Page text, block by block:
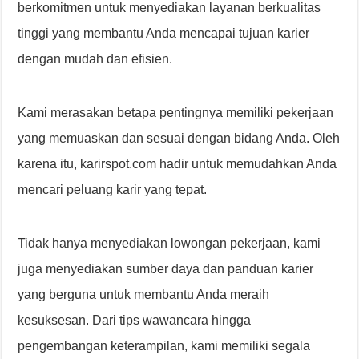
berkomitmen untuk menyediakan layanan berkualitas
tinggi yang membantu Anda mencapai tujuan karier
dengan mudah dan efisien.
Kami merasakan betapa pentingnya memiliki pekerjaan
yang memuaskan dan sesuai dengan bidang Anda. Oleh
karena itu, karirspot.com hadir untuk memudahkan Anda
mencari peluang karir yang tepat.
Tidak hanya menyediakan lowongan pekerjaan, kami
juga menyediakan sumber daya dan panduan karier
yang berguna untuk membantu Anda meraih
kesuksesan. Dari tips wawancara hingga
pengembangan keterampilan, kami memiliki segala